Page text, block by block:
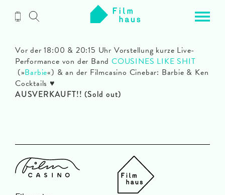
Inhalt
Vor der 18:00 & 20:15 Uhr Vorstellung kurze Live-
Performance von der BandCOUSINES LIKE SHIT
(»Barbie«) & an der Filmcasino Cinebar: Barbie & Ken
Cocktails ♥
AUSVERKAUFT!! (Sold out)